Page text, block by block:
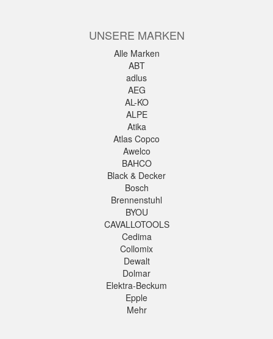
UNSERE MARKEN
Alle Marken
ABT
adlus
AEG
AL-KO
ALPE
Atika
Atlas Copco
Awelco
BAHCO
Black & Decker
Bosch
Brennenstuhl
BYOU
CAVALLOTOOLS
Cedima
Collomix
Dewalt
Dolmar
Elektra-Beckum
Epple
Mehr